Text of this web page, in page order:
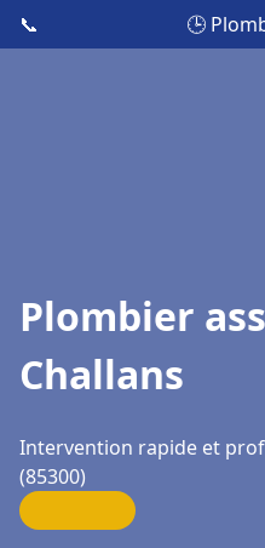
📞 🕒
Plombier
Challans
Intervention rapide et
(85300)